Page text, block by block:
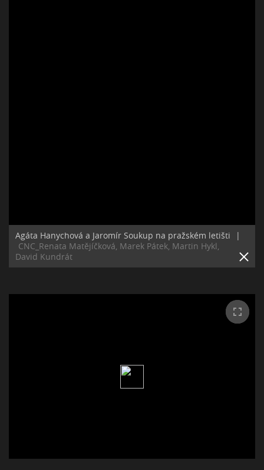
Agáta Hanychová a Jaromír Soukup na pražském letišti
|
CNC_Renata Matějíčková, Marek Pátek, Martin Hykl,
David Kundrát